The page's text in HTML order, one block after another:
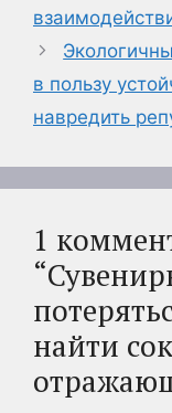
в пользу
навредить
1
найти